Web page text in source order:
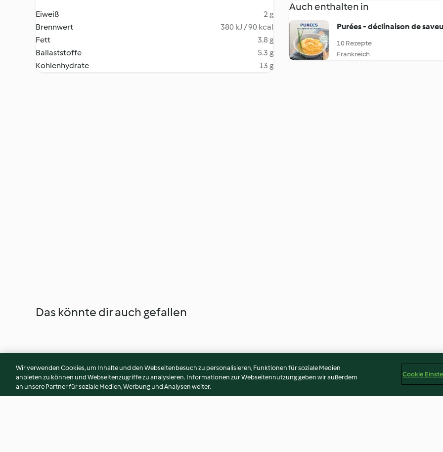
Eiweiß
2 g
Brennwert
380 kJ / 90 kcal
Fett
3.8 g
Ballaststoffe
5.3 g
Kohlenhydrate
13 g
Auch enthalten in
Purées - déclinaison de
10 Rezepte
Frankreich
Das könnte dir auch gefallen
Wir verwenden Cookies, um Inhalte und den Webseitenbesuch zu personalisieren, Funktionen für soziale Medien
anbieten zu können und Webseitenzugriffe zu analysieren. Informationen zur Webseitennutzung geben wir außerdem
an unsere Partner für soziale Medien, Werbung und Analysen weiter.
Cookie